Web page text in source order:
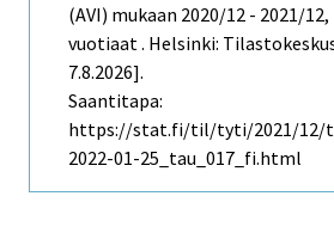
(AVI) mukaan 2020/12 - 2021/12,
vuotiaat . Helsinki:
7.8.2026].
Saantitapa:
https://stat.fi/til/tyti/2021/12/
2022-01-25_tau_017_fi.html